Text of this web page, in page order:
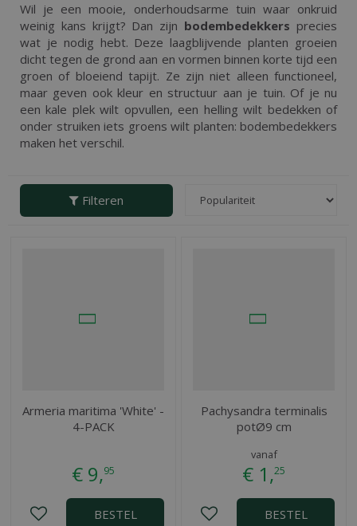
Wil je een mooie, onderhoudsarme tuin waar onkruid
weinig kans krijgt? Dan zijn bodembedekkers precies
wat je nodig hebt. Deze laagblijvende planten groeien
dicht tegen de grond aan en vormen binnen korte tijd een
groen of bloeiend tapijt. Ze zijn niet alleen functioneel,
maar geven ook kleur en structuur aan je tuin. Of je nu
een kale plek wilt opvullen, een helling wilt bedekken of
onder struiken iets groens wilt planten: bodembedekkers
maken het verschil.
Filteren
Armeria maritima 'White' -
4-PACK
€ 9,95
BESTEL
Pachysandra terminalis
potØ9 cm
vanaf
€ 1,25
BESTEL